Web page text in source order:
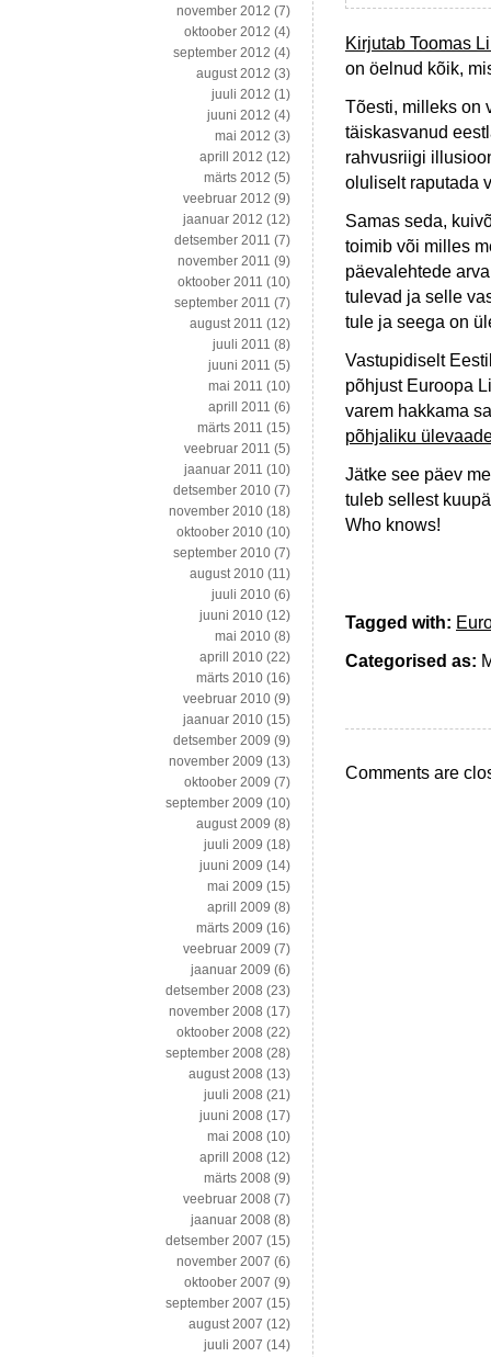
Kirjutab Toomas
on öelnud kõik,
Tõesti, milleks on
täiskasvanud
rahvusriigi
oluliselt raputada
Samas seda,
toimib või milles
päevalehtede
tulevad ja selle
tule ja seega on
Vastupidiselt
põhjust Euroopa
varem hakkama
põhjaliku
Jätke see päev
tuleb sellest
Who knows!
Tagged with:
Categorised as:
Comments are
november 2012 (7)
oktoober 2012 (4)
september 2012 (4)
august 2012 (3)
juuli 2012 (1)
juuni 2012 (4)
mai 2012 (3)
aprill 2012 (12)
märts 2012 (5)
veebruar 2012 (9)
jaanuar 2012 (12)
detsember 2011 (7)
november 2011 (9)
oktoober 2011 (10)
september 2011 (7)
august 2011 (12)
juuli 2011 (8)
juuni 2011 (5)
mai 2011 (10)
aprill 2011 (6)
märts 2011 (15)
veebruar 2011 (5)
jaanuar 2011 (10)
detsember 2010 (7)
november 2010 (18)
oktoober 2010 (10)
september 2010 (7)
august 2010 (11)
juuli 2010 (6)
juuni 2010 (12)
mai 2010 (8)
aprill 2010 (22)
märts 2010 (16)
veebruar 2010 (9)
jaanuar 2010 (15)
detsember 2009 (9)
november 2009 (13)
oktoober 2009 (7)
september 2009 (10)
august 2009 (8)
juuli 2009 (18)
juuni 2009 (14)
mai 2009 (15)
aprill 2009 (8)
märts 2009 (16)
veebruar 2009 (7)
jaanuar 2009 (6)
detsember 2008 (23)
november 2008 (17)
oktoober 2008 (22)
september 2008 (28)
august 2008 (13)
juuli 2008 (21)
juuni 2008 (17)
mai 2008 (10)
aprill 2008 (12)
märts 2008 (9)
veebruar 2008 (7)
jaanuar 2008 (8)
detsember 2007 (15)
november 2007 (6)
oktoober 2007 (9)
september 2007 (15)
august 2007 (12)
juuli 2007 (14)